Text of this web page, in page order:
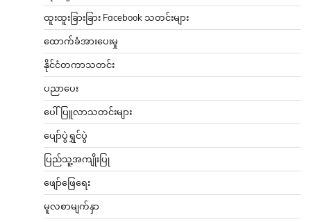
ထူးထူးခြားခြား Facebook သတင်းများ
ထောက်ခံအားပေးမှု
နိုင်ငံတကာသတင်း
ပညာပေး
ပေါ်ပြူလာသတင်းများ
ပျော်ပွဲရွှင်ပွဲ
ပြည်သူ့အကျိုးပြု
ဖျော်ဖြေရေး
မူလစာမျက်နှာ